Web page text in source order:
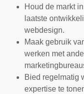
Houd de markt
laatste
webdesign.
Maak gebruik
werken met
Bied regelmatig
expertise te